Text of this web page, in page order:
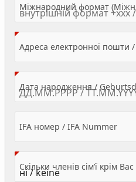
Адреса електронної пошти
Дата народження /
IFA номер / IFA Nummer